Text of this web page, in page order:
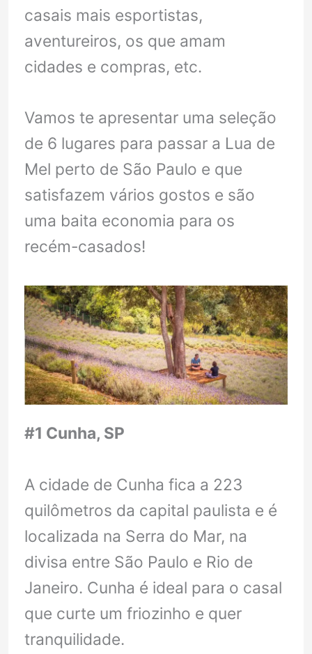
casais mais esportistas,
aventureiros, os que amam
cidades e compras, etc.
Vamos te apresentar uma seleção
de 6 lugares para passar a Lua de
Mel perto de São Paulo e que
satisfazem vários gostos e são
uma baita economia para os
recém-casados!
#1 Cunha, SP
A cidade de Cunha fica a 223
quilômetros da capital paulista e é
localizada na Serra do Mar, na
divisa entre São Paulo e Rio de
Janeiro. Cunha é ideal para o casal
que curte um friozinho e quer
tranquilidade.